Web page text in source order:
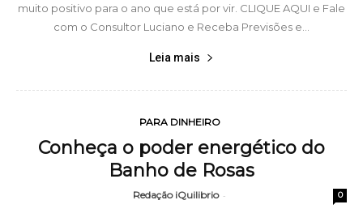
muito positivo para o ano que está por vir. CLIQUE AQUI e Fale
com o Consultor Luciano e Receba Previsões e...
Leia mais
PARA DINHEIRO
Conheça o poder energético do
Banho de Rosas
Redação iQuilibrio - 0